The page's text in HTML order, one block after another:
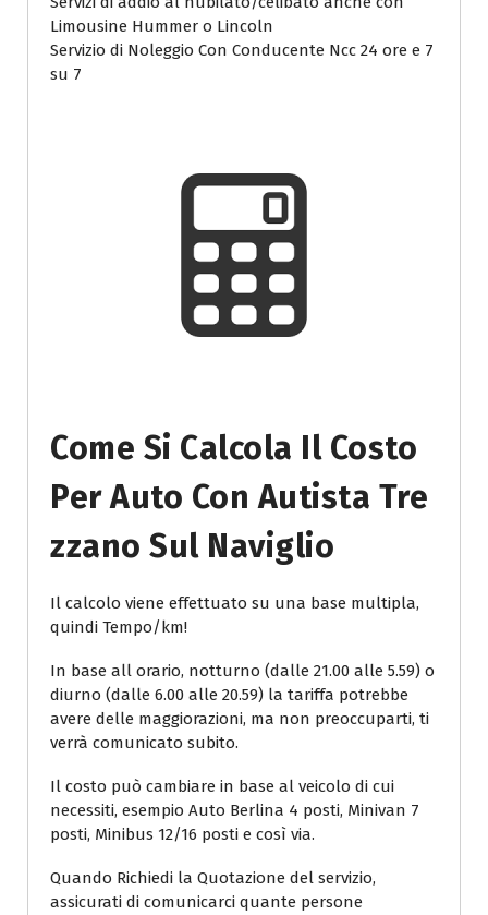
Limousine Hummer o Lincoln
Servizio di Noleggio Con Conducente Ncc 24 ore e 7
su 7
Come Si Calcola Il Costo
Per Auto Con Autista Tre
Zzano Sul Naviglio
Il calcolo viene effettuato su una base multipla,
quindi Tempo/km!
In base all orario, notturno (dalle 21.00 alle 5.59) o
diurno (dalle 6.00 alle 20.59) la tariffa potrebbe
avere delle maggiorazioni, ma non preoccuparti, ti
verrà comunicato subito.
Il costo può cambiare in base al veicolo di cui
necessiti, esempio Auto Berlina 4 posti, Minivan 7
posti, Minibus 12/16 posti e così via.
Quando Richiedi la Quotazione del servizio,
assicurati di comunicarci quante persone